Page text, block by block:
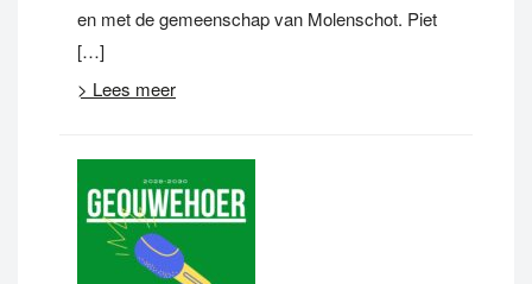
en met de gemeenschap van Molenschot. Piet
[…]
> Lees meer